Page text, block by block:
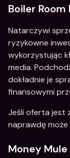
Boiler Room
Natarczywi
ryzykowne
wykorzystując
media.
dokładnie je
finansowymi
Jeśli oferta jest
naprawdę
Money